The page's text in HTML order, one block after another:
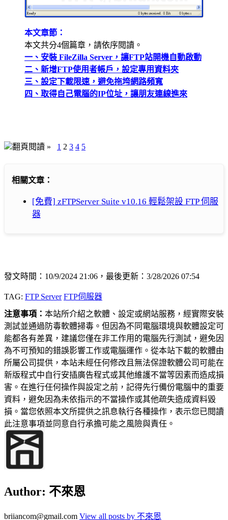
本文章節：
本文共分4個篇章，請依序閱讀。
一、安裝 FileZilla Server，讓FTP站開機自動啟動
二、新增FTP使用者帳戶，設定專用資料夾
三、設定下載限速，避免拖垮網路頻寬
四、取得自己電腦的IP位址，讓朋友連線進來
翻頁閱讀 » 1 2 3 4 5
相關文章：
[免費] zFTPServer Suite v10.16 輕鬆架設 FTP 伺服
器
發文時間：10/9/2024 21:06，最後更新：3/28/2026 07:54
TAG: FTP Server FTP伺服器
注意事項： 本站所介紹之軟體、設定或網站服務，經實際安裝
測試並通過防毒軟體掃毒。但因為不同電腦環境與軟體設定可
能都各有差異，建議您僅在非工作用的電腦先行測試，避免因
為不可預知的錯誤影響工作或電腦運作。從本站下載的軟體由
所屬公司提供，本站未經任何修改且無法保證軟體公司可能在
新版程式中自行安插廣告程式或其他維護不當等因素而造成損
害。在進行任何操作與設定之前，記得先行備份電腦中的重要
資料，避免因為未依指示的不當操作或其他疏失造成資料毀
損。當您依照本文所提供之訊息執行各種操作，表示您已閱讀
此注意事項並同意自行承擔可能之風險與責任。
Author: 不來恩
briiancom@gmail.com View all posts by 不來恩